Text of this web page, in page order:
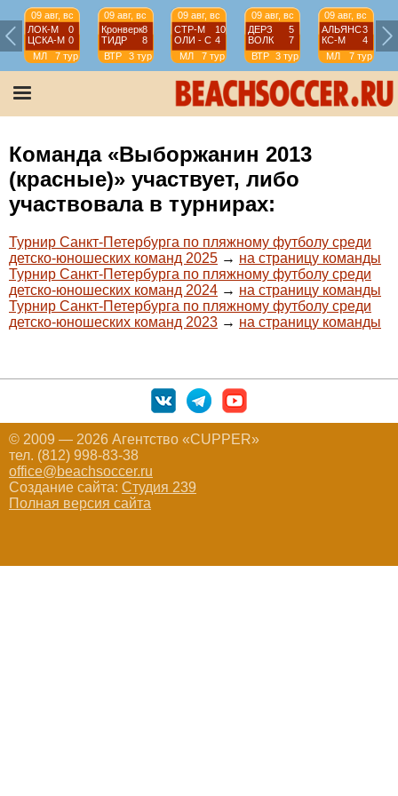
09 авг, вс
ЛОК-М
0
ЦСКА-М 0
МЛ
7 тур
09 авг, вс
Кронверк8
ТИДР
8
ВТР
3 тур
09 авг, вс
СТР-М
10
ОЛИ - С 4
МЛ
7 тур
09 авг, вс
ДЕРЗ
5
ВОЛК
7
ВТР
3 тур
09 авг, вс
АЛЬЯНС3
КС-М
4
МЛ
7 тур
Команда «Выборжанин 2013
(красные)» участвует, либо
участвовала в турнирах:
Турнир Санкт-Петербурга по пляжному футболу среди
детско-юношеских команд 2025 → на страницу команды
Турнир Санкт-Петербурга по пляжному футболу среди
детско-юношеских команд 2024 → на страницу команды
Турнир Санкт-Петербурга по пляжному футболу среди
детско-юношеских команд 2023 → на страницу команды
© 2009 — 2026 Агентство «CUPPER»
тел. (812) 998-83-38
office@beachsoccer.ru
Создание сайта: Студия 239
Полная версия сайта